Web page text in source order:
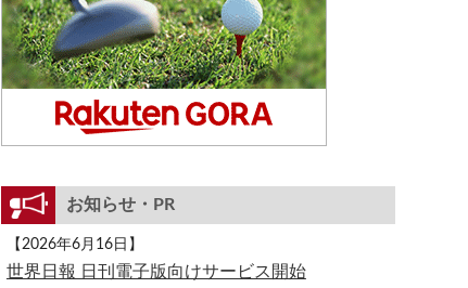
お知らせ・PR
【2026年6月16日】
世界日報 日刊電子版向けサービス開始